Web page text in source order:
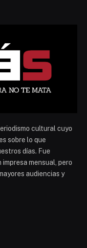
cultural cuyo
sobre lo que
días. Fue
mensual, pero
audiencias y